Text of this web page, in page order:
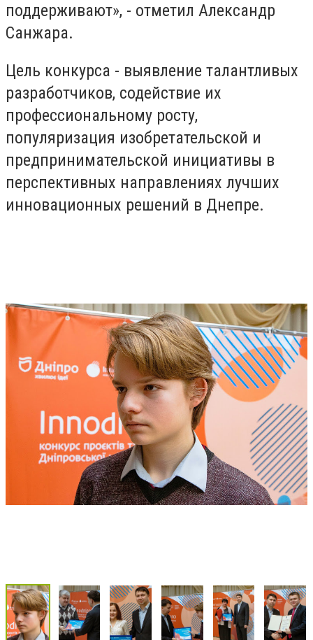
поддерживают», - отметил Александр
Санжара.
Цель конкурса - выявление талантливых
разработчиков, содействие их
профессиональному росту,
популяризация изобретательской и
предпринимательской инициативы в
перспективных направлениях лучших
инновационных решений в Днепре.